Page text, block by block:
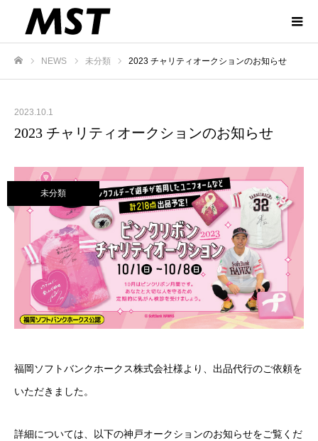
NEWS 未分類 2023 チャリティオークションのお知らせ
2023.10.1
2023 チャリティオークションのお知らせ
未分類
福岡ソフトバンクホークス株式会社様より、出品代行のご依頼を
いただきました。
詳細については、以下の神戸オークションのお知らせをご覧くだ